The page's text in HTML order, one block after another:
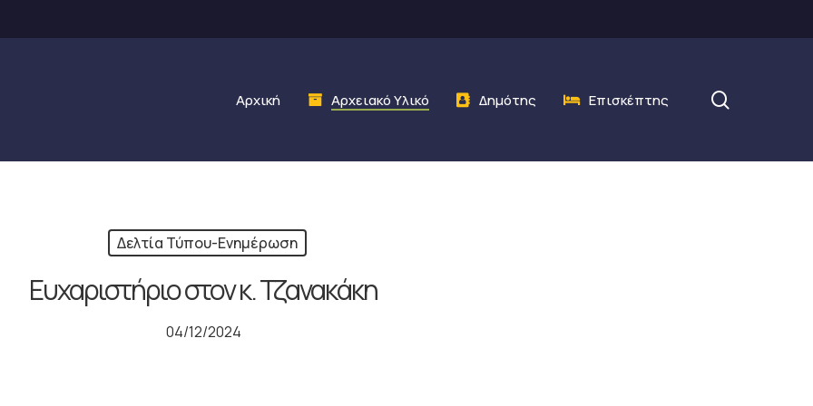
Αρχική Αρχειακό Υλικό Δημότης Επισκέπτης
Δελτία Τύπου-Ενημέρωση
Ευχαριστήριο στον κ. Τζανακάκη
04/12/2024